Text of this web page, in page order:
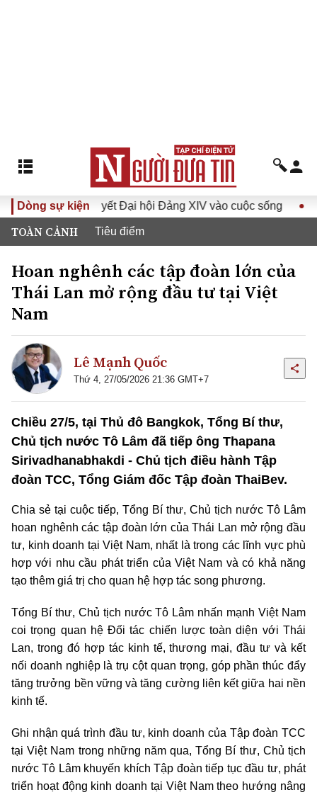
Dòng sự kiện
Đưa Nghị quyết Đại hội Đảng XIV vào cuộc sống Hướng
TOÀN CẢNH Tiêu điểm
Hoan nghênh các tập đoàn lớn của
Thái Lan mở rộng đầu tư tại Việt
Nam
Lê Mạnh Quốc
Thứ 4, 27/05/2026 21:36 GMT+7
Chiều 27/5, tại Thủ đô Bangkok, Tổng Bí thư,
Chủ tịch nước Tô Lâm đã tiếp ông Thapana
Sirivadhanabhakdi - Chủ tịch điều hành Tập
đoàn TCC, Tổng Giám đốc Tập đoàn ThaiBev.
Chia sẻ tại cuộc tiếp, Tổng Bí thư, Chủ tịch nước Tô Lâm
hoan nghênh các tập đoàn lớn của Thái Lan mở rộng đầu
tư, kinh doanh tại Việt Nam, nhất là trong các lĩnh vực phù
hợp với nhu cầu phát triển của Việt Nam và có khả năng
tạo thêm giá trị cho quan hệ hợp tác song phương.
Tổng Bí thư, Chủ tịch nước Tô Lâm nhấn mạnh Việt Nam
coi trọng quan hệ Đối tác chiến lược toàn diện với Thái
Lan, trong đó hợp tác kinh tế, thương mại, đầu tư và kết
nối doanh nghiệp là trụ cột quan trọng, góp phần thúc đẩy
tăng trưởng bền vững và tăng cường liên kết giữa hai nền
kinh tế.
Ghi nhận quá trình đầu tư, kinh doanh của Tập đoàn TCC
tại Việt Nam trong những năm qua, Tổng Bí thư, Chủ tịch
nước Tô Lâm khuyến khích Tập đoàn tiếp tục đầu tư, phát
triển hoạt động kinh doanh tại Việt Nam theo hướng nâng